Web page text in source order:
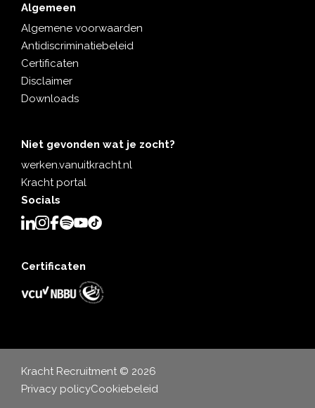
Algemeen
Algemene voorwaarden
Antidiscriminatiebeleid
Certificaten
Disclaimer
Downloads
Niet gevonden wat je zocht?
werken.vanuitkracht.nl
Kracht portal
Socials
Certificaten
Kracht Recruitment © 2026
Privacy policyCookiebeleid